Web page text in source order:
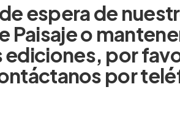
deesperade
Paisajeo
ediciones, por
por